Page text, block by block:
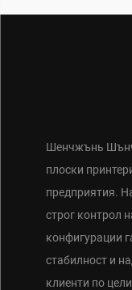
Шенчжънь
плоски
предприятия.
строг контрол
конфигурации
стабилност и
клиенти по